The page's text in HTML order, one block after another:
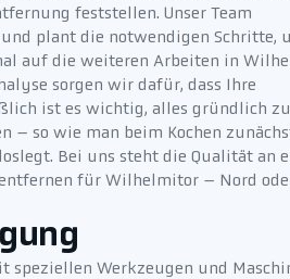
feststellen. Unser Team
plant die notwendigen Schritte,
auf die weiteren Arbeiten in
sorgen wir dafür, dass Ihre
ist es wichtig, alles gründlich zu
– so wie man beim Kochen
Bei uns steht die Qualität an
für Wilhelmitor – Nord
speziellen Werkzeugen und